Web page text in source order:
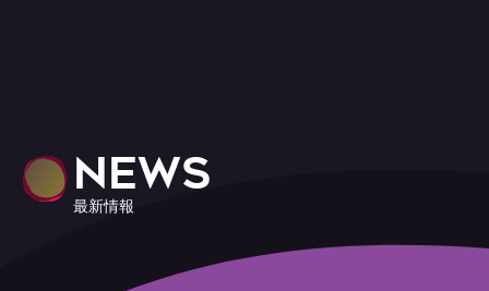
NEWS
最新情報